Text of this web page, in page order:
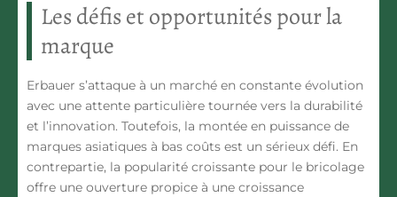
Les défis et opportunités pour la
marque
Erbauer s’attaque à un marché en constante évolution
avec une attente particulière tournée vers la durabilité
et l’innovation. Toutefois, la montée en puissance de
marques asiatiques à bas coûts est un sérieux défi. En
contrepartie, la popularité croissante pour le bricolage
offre une ouverture propice à une croissance